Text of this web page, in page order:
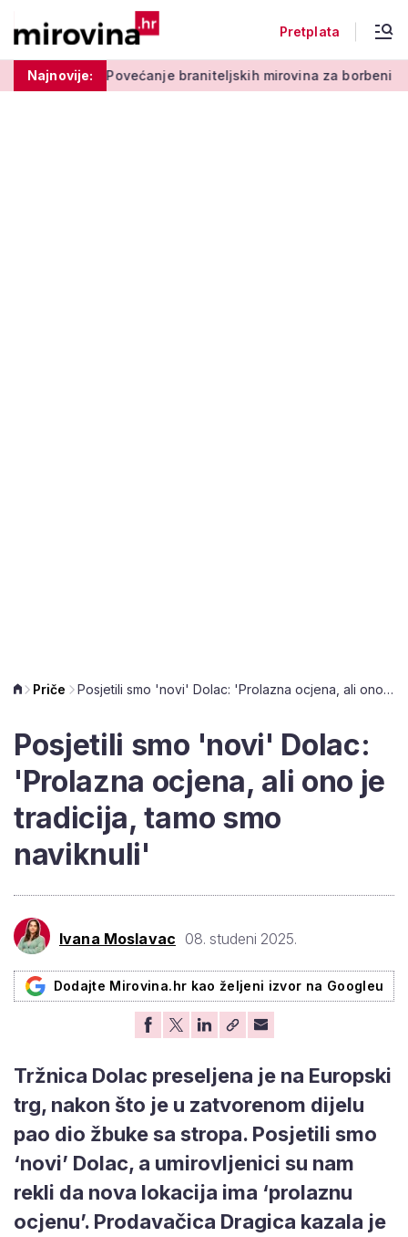
Pretplata
Najnovije:
braniteljskih mirovina za borbeni i neborbeni sektor od
Priče Posjetili smo 'novi' Dolac: 'Prolazna ocjena, ali ono je tradicija, tamo smo naviknuli'
Posjetili smo 'novi' Dolac:
'Prolazna ocjena, ali ono je
tradicija, tamo smo
naviknuli'
Ivana Moslavac 08. studeni 2025.
Dodajte Mirovina.hr kao željeni izvor na Googleu
Tržnica Dolac preseljena je na Europski
trg, nakon što je u zatvorenom dijelu
pao dio žbuke sa stropa. Posjetili smo
‘novi’ Dolac, a umirovljenici su nam
rekli da nova lokacija ima ‘prolaznu
ocjenu’. Prodavačica Dragica kazala je